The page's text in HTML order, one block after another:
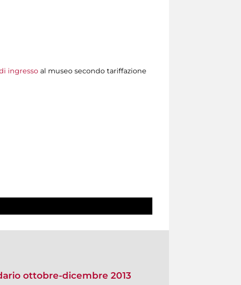
ingresso al museo secondo tariffazione
ottobre-dicembre 2013